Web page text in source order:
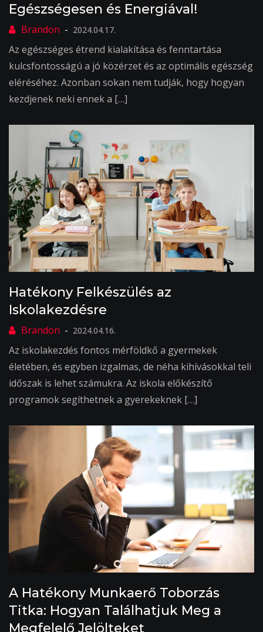
Egészségesen és Energiával!
2024.04.17.
Az egészséges étrend kialakítása és fenntartása
kulcsfontosságú a jó közérzet és az optimális egészség
eléréséhez. Azonban sokan nem tudják, hogy hogyan
kezdjenek neki ennek a […]
Hatékony Felkészülés az
Iskolakezdésre
2024.04.16.
Az iskolakezdés fontos mérföldkő a gyermekek
életében, és egyben izgalmas, de néha kihívásokkal teli
időszak is lehet számukra. Az iskola előkészítő
programok segíthetnek a gyerekeknek […]
A Hatékony Munkaerő Toborzás
Titka: Hogyan Találhatjuk Meg a
Megfelelő Jelölteket